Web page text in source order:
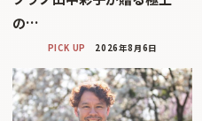
の…
PICK UP 2026年8月6日